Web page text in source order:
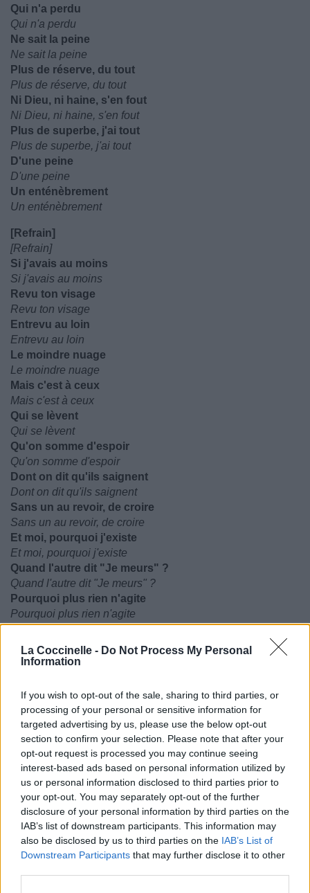
La Coccinelle - Do Not Process My Personal
Information
If you wish to opt-out of the sale, sharing to third parties, or
processing of your personal or sensitive information for
targeted advertising by us, please use the below opt-out
section to confirm your selection. Please note that after your
opt-out request is processed you may continue seeing
interest-based ads based on personal information utilized by
us or personal information disclosed to third parties prior to
your opt-out. You may separately opt-out of the further
disclosure of your personal information by third parties on the
IAB’s list of downstream participants. This information may
also be disclosed by us to third parties on the IAB’s List of
Downstream Participants that may further disclose it to other
Qui n'a perdu
Qui n'a perdu
Ne sait la peine
Ne sait la peine
Plus de réserve, du tout
Plus de réserve, du tout
Ni Dieu, ni haine, s'en fout
Ni Dieu, ni haine, s'en fout
Plus de superbe, j'ai tout
Plus de superbe, j'ai tout
D'une peine
D'une peine
Un enténèbrement
Un enténèbrement
[Refrain]
[Refrain]
Si j'avais au moins
Si j'avais au moins
Revu ton visage
Revu ton visage
Entrevu au loin
Entrevu au loin
Le moindre nuage
Le moindre nuage
Mais c'est à ceux
Mais c'est à ceux
Qui se lèvent
Qui se lèvent
Qu'on somme d'espoir
Qu'on somme d'espoir
Dont on dit qu'ils saignent
Dont on dit qu'ils saignent
Sans un au revoir, de croire
Sans un au revoir, de croire
Et moi, pourquoi j'existe
Et moi, pourquoi j'existe
Quand l'autre dit "Je meurs" ?
Quand l'autre dit "Je meurs" ?
Pourquoi plus rien n'agite
Pourquoi plus rien n'agite
Ton coeur ?
Ton coeur ?
Les plus hostiles
Les plus hostiles
Brisent les voix
Les plus fragiles
Les plus fragiles
De tous mes anges
De tous mes anges
Les plus dévoués
Les plus dévoués
Et moi, l'étrange paumée